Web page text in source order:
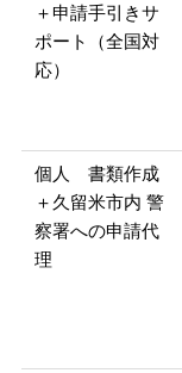
＋申請手引きサ
ポート（全国対
応）
個人 書類作成
＋久留米市内 警
察署への申請代
理